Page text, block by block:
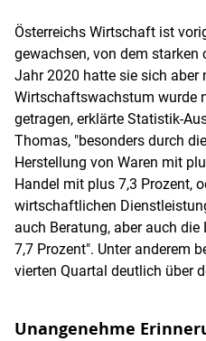
Österreichs Wirtschaft ist
gewachsen, von dem
Jahr 2020 hatte sie sich
Wirtschaftswachstum wurde
getragen, erklärte Statistik-
Thomas, "besonders durch
Herstellung von Waren mit
Handel mit plus 7,3 Prozent,
wirtschaftlichen
auch Beratung, aber auch
7,7 Prozent". Unter anderem
vierten Quartal deutlich über
Unangenehme